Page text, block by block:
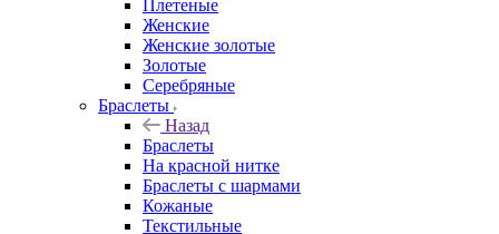
Плетеные
Женские
Женские золотые
Золотые
Серебряные
Браслеты
Назад
Браслеты
На красной нитке
Браслеты с шармами
Кожаные
Текстильные